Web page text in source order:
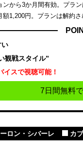
から3か月間有効。プラ
1,200円。プランは解約
い
観戦スタイル”
イスで視聴可能！
7日間無料
ロン・シバーレ カ